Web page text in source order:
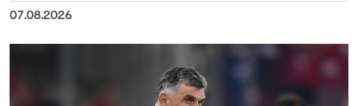
07.08.2026